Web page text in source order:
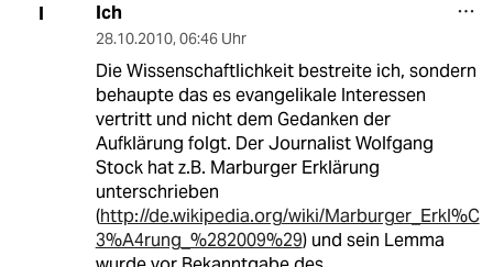
I Ich
28.10.2010, 06:46 Uhr
Die Wissenschaftlichkeit bestreite ich, sondern
behaupte das es evangelikale Interessen
vertritt und nicht dem Gedanken der
Aufklärung folgt. Der Journalist Wolfgang
Stock hat z.B. Marburger Erklärung
unterschrieben
(http://de.wikipedia.org/wiki/Marburger_Erkl%C
3%A4rung_%282009%29) und sein Lemma